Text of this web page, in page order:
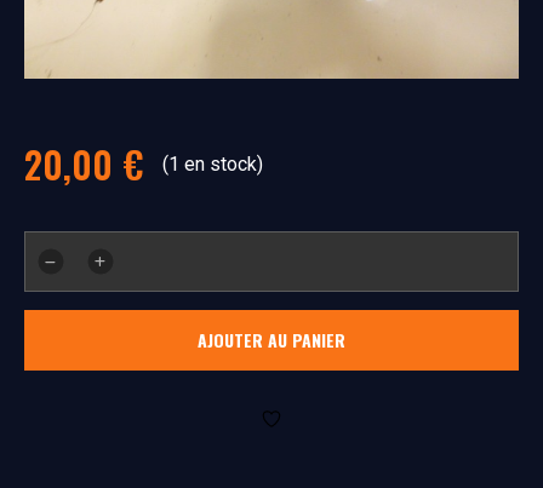
20,00 € (1 en stock)
Cache
AJOUTER AU PANIER